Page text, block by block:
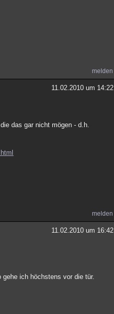
melden
11.02.2010 um 14:22
das gar nicht mögen - d.h.
melden
11.02.2010 um 16:42
ich höchstens vor die tür.